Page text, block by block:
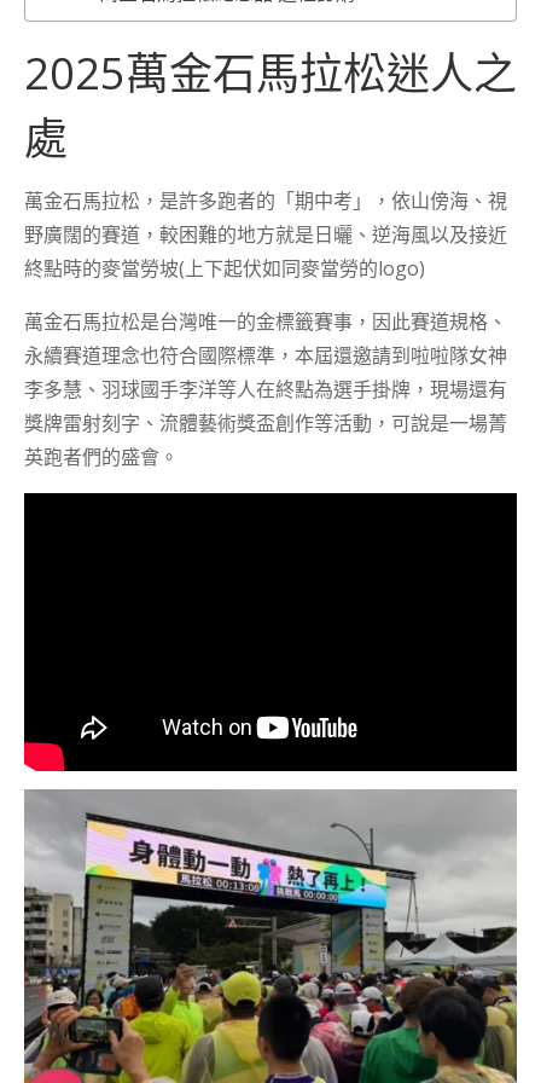
2025萬金石馬拉松迷人之
處
萬金石馬拉松，是許多跑者的「期中考」，依山傍海、視
野廣闊的賽道，較困難的地方就是日曬、逆海風以及接近
終點時的麥當勞坡(上下起伏如同麥當勞的logo)
萬金石馬拉松是台灣唯一的金標籤賽事，因此賽道規格、
永續賽道理念也符合國際標準，本屆還邀請到啦啦隊女神
李多慧、羽球國手李洋等人在終點為選手掛牌，現場還有
獎牌雷射刻字、流體藝術獎盃創作等活動，可說是一場菁
英跑者們的盛會。